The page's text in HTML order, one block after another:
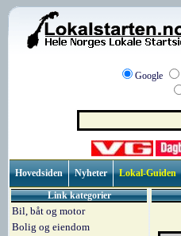
Google
Hovedsiden Nyheter Lokal-Guiden
Link kategorier
Bil, båt og motor
Bolig og eiendom